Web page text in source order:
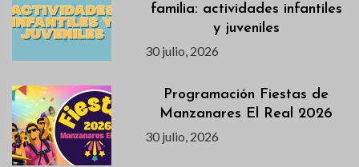
familia: actividades infantiles
y juveniles
30 julio, 2026
Programación Fiestas de
Manzanares El Real 2026
30 julio, 2026